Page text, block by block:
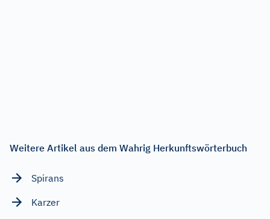
Weitere Artikel aus dem Wahrig Herkunftswörterbuch
Spirans
Karzer